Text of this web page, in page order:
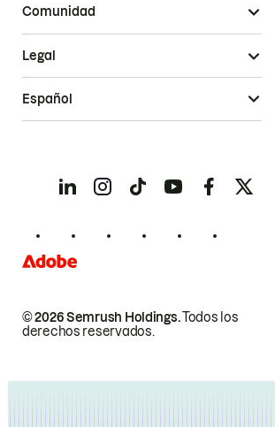
Comunidad
© 2026 Semrush Holdings.Todos los
derechos reservados.
Legal
Español